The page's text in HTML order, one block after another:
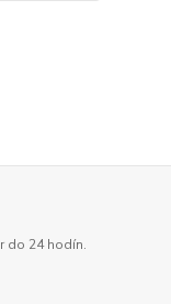
do 24 hodín.